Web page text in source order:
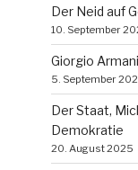
Der Neid auf
10. September
Giorgio
5. September
Der Staat,
Demokratie
20. August 2025